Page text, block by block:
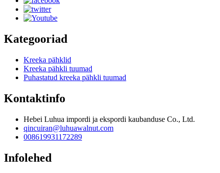
Kategooriad
Kreeka pähklid
Kreeka pähkli tuumad
Puhastatud kreeka pähkli tuumad
Kontaktinfo
Hebei Luhua impordi ja ekspordi kaubanduse Co., Ltd.
qincuiran@luhuawalnut.com
008619931172289
Infolehed